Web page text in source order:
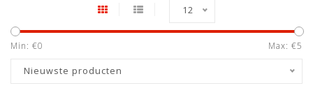
12
Min: €0 Max: €5
Nieuwste producten